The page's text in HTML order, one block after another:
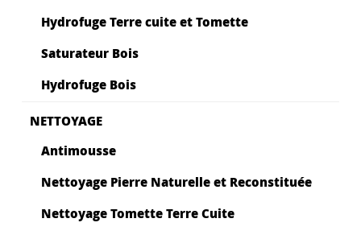
Hydrofuge Terre cuite et Tomette
Saturateur Bois
Hydrofuge Bois
NETTOYAGE
Antimousse
Nettoyage Pierre Naturelle et Reconstituée
Nettoyage Tomette Terre Cuite